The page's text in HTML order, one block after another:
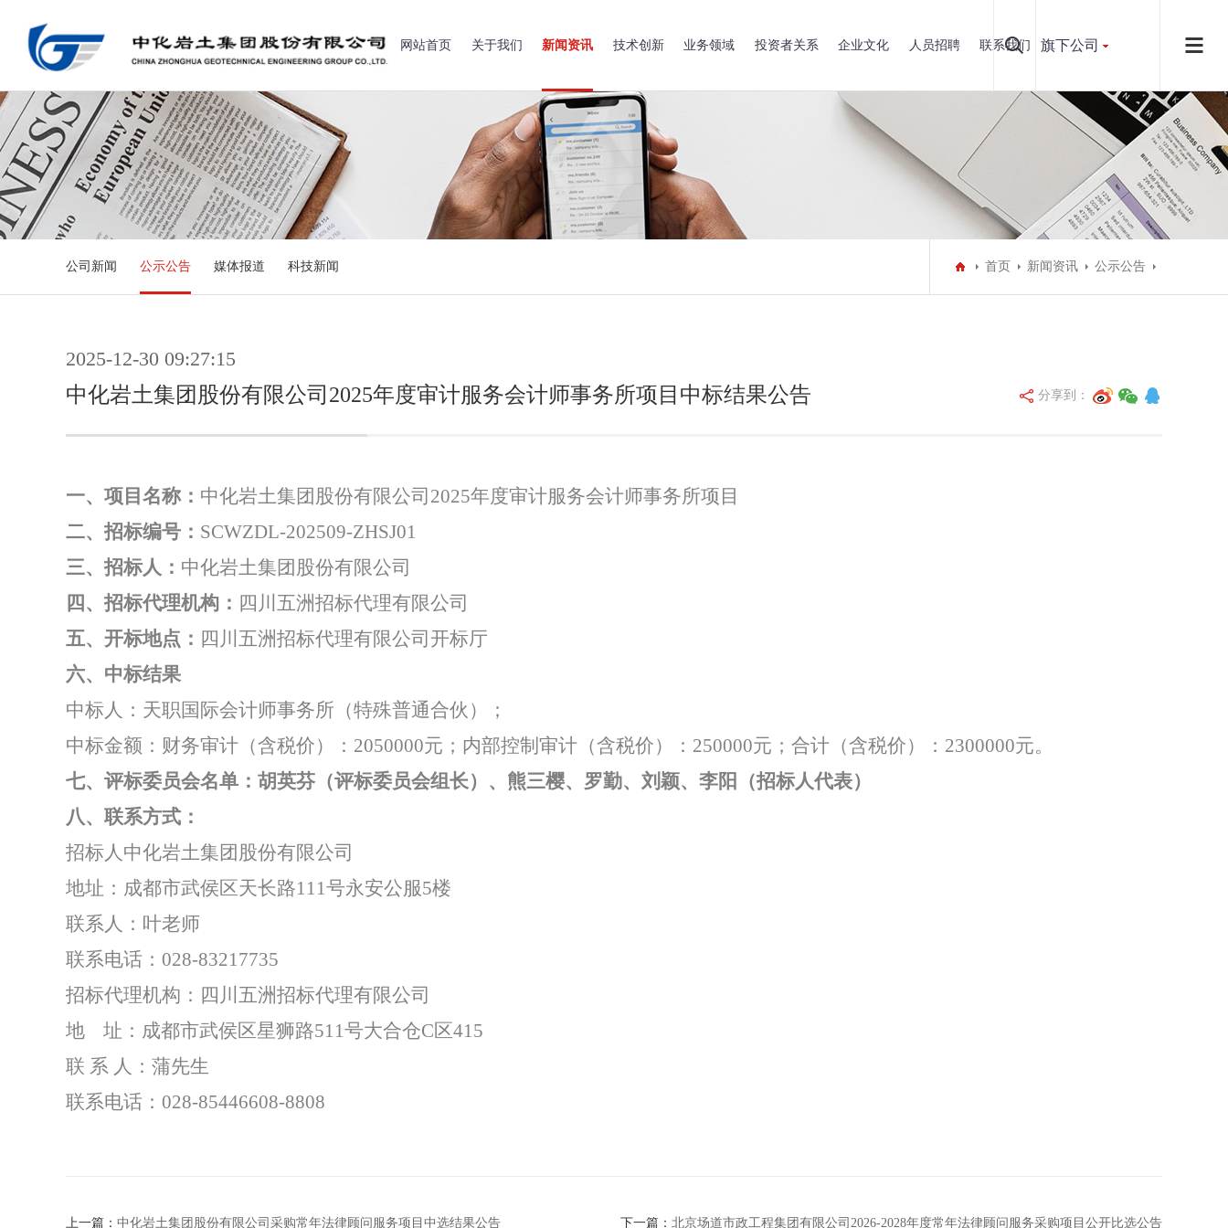
网站首页 关于我们 新闻资讯 技术创新 业务领域 投资者关系 企业文化 人员招聘 联系我们 旗下公司
公司新闻 公示公告 媒体报道 科技新闻 首页 新闻资讯 公示公告
2025-12-30 09:27:15
中化岩土集团股份有限公司2025年度审计服务会计师事务所项目中标结果公告 分享到：
一、项目名称： 中化岩土集团股份有限公司 2025年度审计服务会计师事务所项目
二、招标编号： SCWZDL-202509-ZHSJ01
三、招标人： 中化岩土集团股份有限公司
四、招标代理机构： 四川五洲招标代理有限公司
五、开标地点： 四川五洲招标代理有限公司开标厅
六、 中标结果
中标人： 天职国际会计师事务所（特殊普通合伙）
；
中标金额：财务审计（含税价）： 2050000元；内部控制审计（含税价）： 250000元；合计（含税价）： 2300000元。
七、评标委员会名单： 胡英芬（评标委员会组长）、熊三樱、罗勤、刘颖、李阳（招标人代表）
八、 联系方式：
招标人中化岩土集团股份有限公司
地址：成都市武侯区天长路111号永安公服5楼
联系人： 叶老师
联系电话： 028-83217735
招标代理机构：四川五洲招标代理有限公司
地
址：成都市武侯区星狮路511号大合仓C区415
联 系 人：蒲先生
联系电话： 028-85446608-8808
上一篇： 中化岩土集团股份有限公司采购常年法律顾问服务项目中选结果公告 下一篇： 北京场道市政工程集团有限公司2026-2028年度常年法律顾问服务采购项目公开比选公告